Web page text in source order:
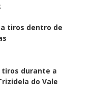
tiros dentro de
tiros durante a
do Vale